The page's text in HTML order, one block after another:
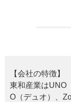
【会社の特徴】
東和産業はUNO
O（デュオ）、